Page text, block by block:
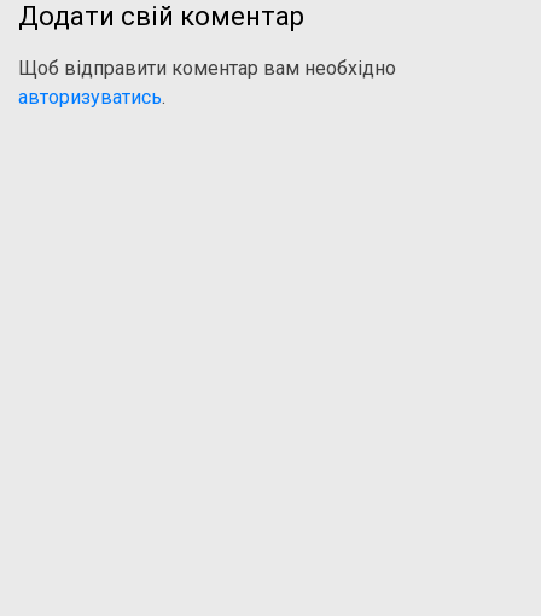
Додати свій коментар
Щоб відправити коментар вам необхідно
авторизуватись.